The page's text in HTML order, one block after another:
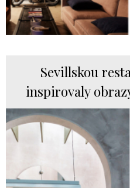
Sevillskou
inspirovaly